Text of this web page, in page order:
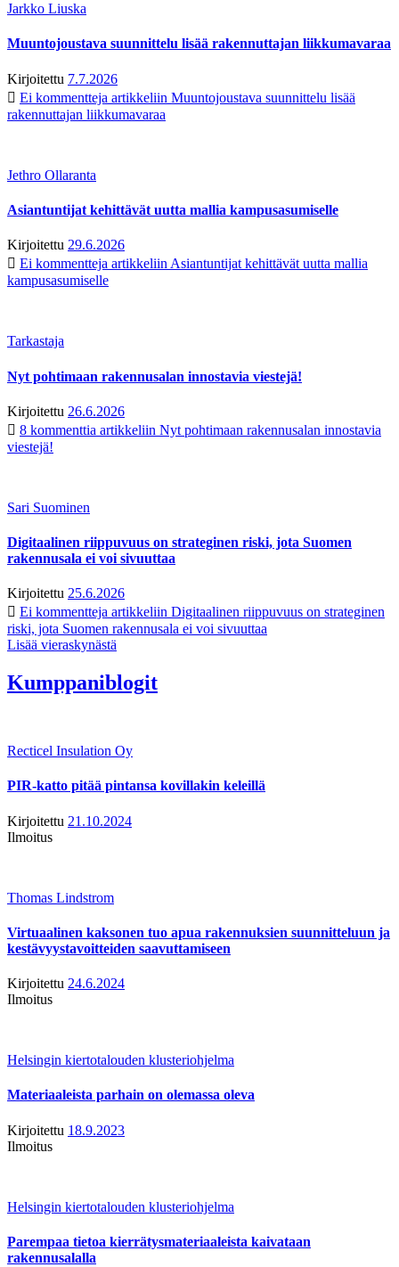
Jarkko Liuska
Muuntojoustava suunnittelu lisää rakennuttajan liikkumavaraa
Kirjoitettu 7.7.2026
Ei kommentteja artikkeliin Muuntojoustava suunnittelu lisää
rakennuttajan liikkumavaraa
Jethro Ollaranta
Asiantuntijat kehittävät uutta mallia kampusasumiselle
Kirjoitettu 29.6.2026
Ei kommentteja artikkeliin Asiantuntijat kehittävät uutta mallia
kampusasumiselle
Tarkastaja
Nyt pohtimaan rakennusalan innostavia viestejä!
Kirjoitettu 26.6.2026
8 kommenttia artikkeliin Nyt pohtimaan rakennusalan innostavia
viestejä!
Sari Suominen
Digitaalinen riippuvuus on strateginen riski, jota Suomen
rakennusala ei voi sivuuttaa
Kirjoitettu 25.6.2026
Ei kommentteja artikkeliin Digitaalinen riippuvuus on strateginen
riski, jota Suomen rakennusala ei voi sivuuttaa
Lisää vieraskynästä
Kumppaniblogit
Recticel Insulation Oy
PIR-katto pitää pintansa kovillakin keleillä
Kirjoitettu 21.10.2024
Ilmoitus
Thomas Lindstrom
Virtuaalinen kaksonen tuo apua rakennuksien suunnitteluun ja
kestävyystavoitteiden saavuttamiseen
Kirjoitettu 24.6.2024
Ilmoitus
Helsingin kiertotalouden klusteriohjelma
Materiaaleista parhain on olemassa oleva
Kirjoitettu 18.9.2023
Ilmoitus
Helsingin kiertotalouden klusteriohjelma
Parempaa tietoa kierrätysmateriaaleista kaivataan
rakennusalalla